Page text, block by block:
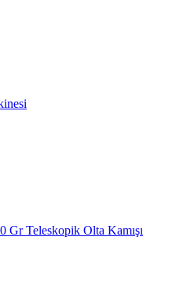
Gr Teleskopik Olta Kamışı